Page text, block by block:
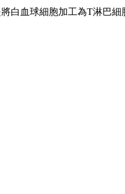
白血球細胞加工為T淋巴細